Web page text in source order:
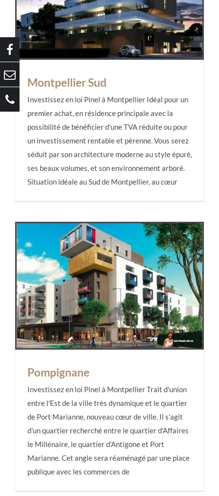
Montpellier Sud
Investissez en loi Pinel à Montpellier Idéal pour un
premier achat, en résidence principale avec la
possibilité de bénéficier d'une TVA réduite ou pour
un investissement rentable et pérenne. Vous serez
séduit par son architecture moderne au style épuré,
ses beaux volumes, et son environnement arboré.
Situation idéale au Sud de Montpellier, au cœur
Pompignane
Pompignane
Investissez en loi Pinel à Montpellier Trait d'union
entre l'Est de la ville très dynamique et le quartier
de Port Marianne, nouveau cœur de ville. Il s'agit
d'un quartier recherché entre le quartier d'Affaires
le Millénaire, le quartier d'Antigone et Port
Marianne. Cet angle sera réaménagé par une place
publique avec les commerces de